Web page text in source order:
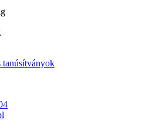
tanúsítványok